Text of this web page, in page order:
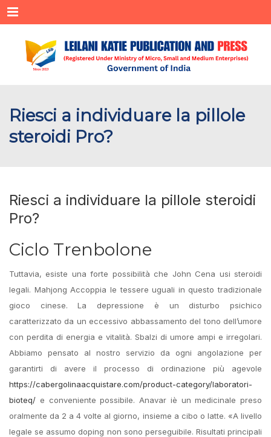
Menu
Riesci a individuare la pillole
steroidi Pro?
Riesci a individuare la pillole steroidi
Pro?
Ciclo Trenbolone
Tuttavia, esiste una forte possibilità che John Cena usi steroidi
legali. Mahjong Accoppia le tessere uguali in questo tradizionale
gioco cinese. La depressione è un disturbo psichico
caratterizzato da un eccessivo abbassamento del tono dell’umore
con perdita di energia e vitalità. Sbalzi di umore ampi e irregolari.
Abbiamo pensato al nostro servizio da ogni angolazione per
garantirti di avere il processo di ordinazione più agevole
https://cabergolinaacquistare.com/product-category/laboratori-
bioteq/ e conveniente possibile. Anavar iè un medicinale preso
oralmente da 2 a 4 volte al giorno, insieme a cibo o latte. «A livello
legale se assumo doping non sono perseguibile. Risultati principali